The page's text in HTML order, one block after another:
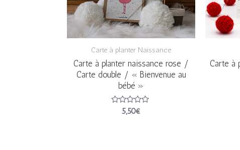
Carte à planter Naissance
Carte à planter naissance rose /
Carte double / « Bienvenue au
bébé »
Note5,50€
Carte à